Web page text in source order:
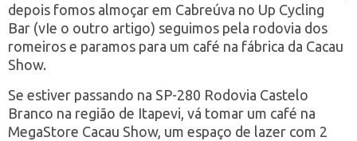
depois fomos almoçar em Cabreúva no Up Cycling
Bar (vIe o outro artigo) seguimos pela rodovia dos
romeiros e paramos para um café na fábrica da Cacau
Show.
Se estiver passando na SP-280 Rodovia Castelo
Branco na região de Itapevi, vá tomar um café na
MegaStore Cacau Show, um espaço de lazer com 2